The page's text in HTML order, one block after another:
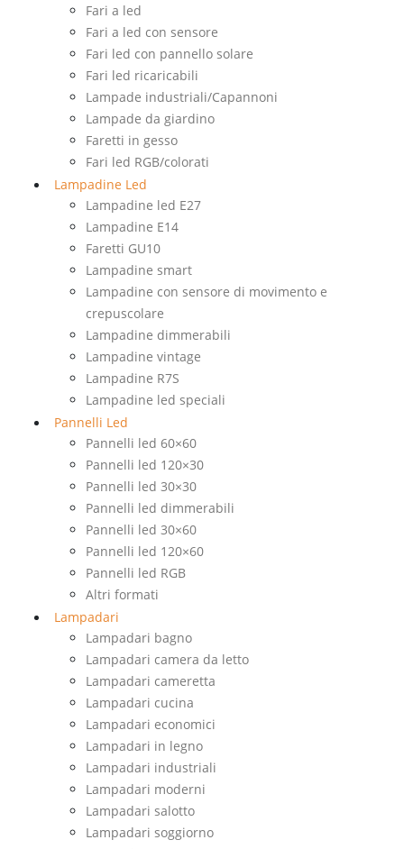
Fari a led
Fari a led con sensore
Fari led con pannello solare
Fari led ricaricabili
Lampade industriali/Capannoni
Lampade da giardino
Faretti in gesso
Fari led RGB/colorati
Lampadine Led
Lampadine led E27
Lampadine E14
Faretti GU10
Lampadine smart
Lampadine con sensore di movimento e
crepuscolare
Lampadine dimmerabili
Lampadine vintage
Lampadine R7S
Lampadine led speciali
Pannelli Led
Pannelli led 60×60
Pannelli led 120×30
Pannelli led 30×30
Pannelli led dimmerabili
Pannelli led 30×60
Pannelli led 120×60
Pannelli led RGB
Altri formati
Lampadari
Lampadari bagno
Lampadari camera da letto
Lampadari cameretta
Lampadari cucina
Lampadari economici
Lampadari in legno
Lampadari industriali
Lampadari moderni
Lampadari salotto
Lampadari soggiorno